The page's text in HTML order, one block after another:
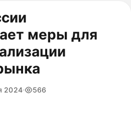
меры для
2024 566